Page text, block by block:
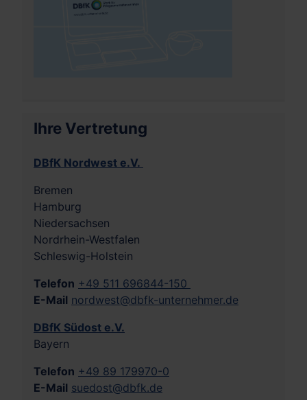
Ihre Vertretung
DBfK Nordwest e.V.
Bremen
Hamburg
Niedersachsen
Nordrhein-Westfalen
Schleswig-Holstein
Telefon +49 511 696844-150
E-Mail nordwest@dbfk-unternehmer.de
DBfK Südost e.V.
Bayern
Telefon +49 89 179970-0
E-Mail suedost@dbfk.de